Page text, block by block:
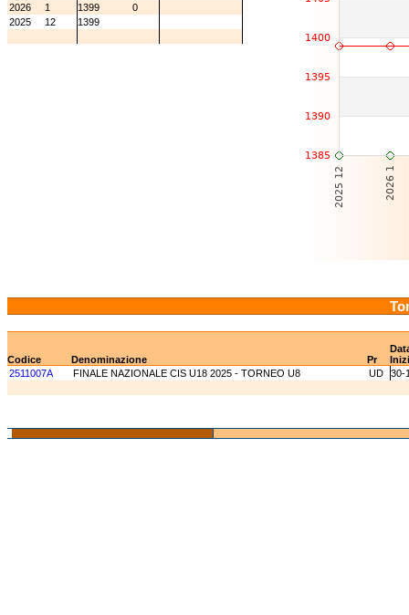
2026
1 1399
0
2025
12 1399
Codice
Denominazione Pr
2511007A
FINALE NAZIONALE CIS U18 2025 - TORNEO U8 UD 30-